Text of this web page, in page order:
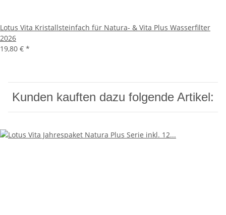
Lotus Vita Kristallsteinfach für Natura- & Vita Plus Wasserfilter
2026
19,80 € *
Kunden kauften dazu folgende Artikel: